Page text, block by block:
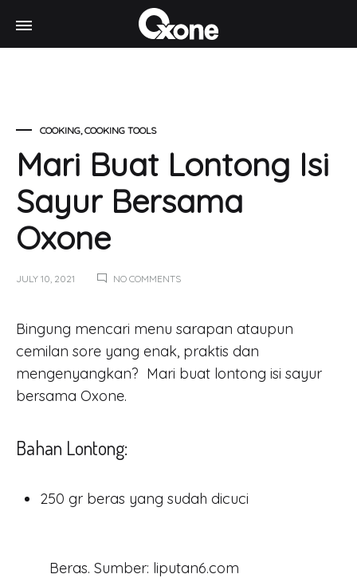
Oxone
Chef
COOKING,COOKING TOOLS
Mari Buat Lontong Isi
Sayur Bersama
Oxone
JULY 10, 2021 NO COMMENTSON
ISI
SAYUR
OXONE
Mari
Buat
Lontong
Isi
Sayur
Bersama
Oxone
Bingung mencari menu sarapan ataupun
cemilan sore yang enak, praktis dan
mengenyangkan? Mari buat lontong isi sayur
bersama Oxone.
Bahan Lontong:
250 gr beras yang sudah dicuci
Beras. Sumber: liputan6.com